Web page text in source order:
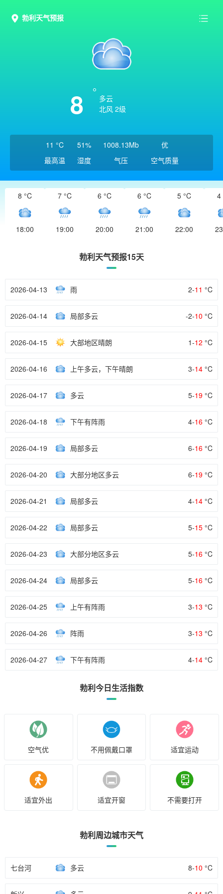
勃利天气预报
8
多云
北风 2级
11 °C
最高温
51%
湿度
1008.13Mb
气压
优
空气质量
8 °C
18:00
7 °C
19:00
6 °C
20:00
6 °C
21:00
5 °C
22:00
4
勃利天气预报15天
2026-04-13 雨 2-11 °C
2026-04-14 局部多云 -2-10 °C
2026-04-15 大部地区晴朗 1-12 °C
2026-04-16 上午多云，下午晴朗 3-14 °C
2026-04-17 多云 5-19 °C
2026-04-18 下午有阵雨 4-16 °C
2026-04-19 局部多云 6-16 °C
2026-04-20 大部分地区多云 6-19 °C
2026-04-21 局部多云 4-14 °C
2026-04-22 局部多云 5-15 °C
2026-04-23 大部分地区多云 5-16 °C
2026-04-24 局部多云 5-16 °C
2026-04-25 上午有阵雨 3-13 °C
2026-04-26 阵雨 3-13 °C
2026-04-27 下午有阵雨 4-14 °C
勃利今日生活指数
空气优 不用佩戴口罩 适宜运动
适宜外出 适宜开窗 不需要打开
勃利周边城市天气
七台河 多云 8-10 °C